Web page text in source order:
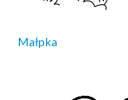
Małpka